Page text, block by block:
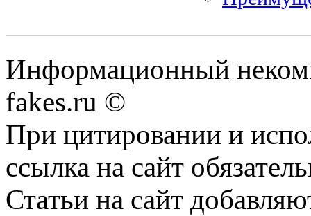
Информационный
fakes.ru ©
При цитировании и
ссылка на сайт
Статьи на сайт